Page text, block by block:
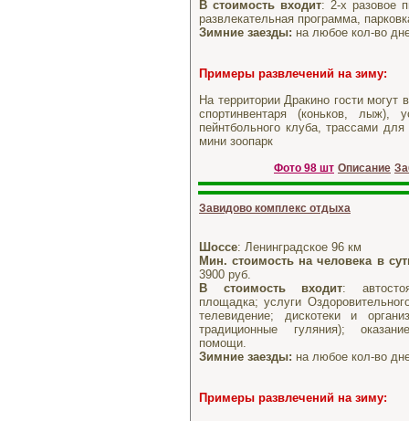
В стоимость входит: 2-х разовое
развлекательная программа,
Зимние заезды: на любое кол-во
Примеры развлечений на зиму:
На территории Дракино гости могут
спортинвентаря (коньков, лыж),
пейнтбольного клуба, трассами
мини зоопарк
Фото 98 шт Описание
Завидово комплекс отдыха
Шоссе: Ленинградское 96 км
Мин. стоимость на человека в
3900 руб.
В стоимость входит:
площадка; услуги
телевидение; дискотеки и
традиционные гуляния);
помощи.
Зимние заезды: на любое кол-во
Примеры развлечений на зиму: